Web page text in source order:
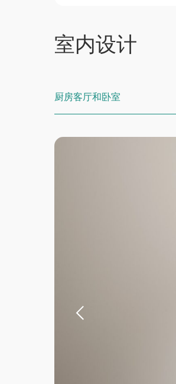
室内设计
厨房客厅和卧室